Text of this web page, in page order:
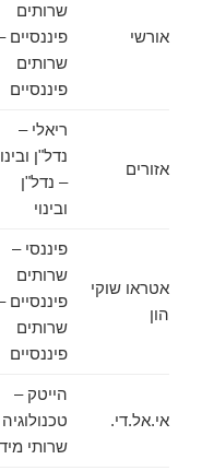
אורשי
שרותים
פיננסיים –
שרותים
פיננסיים
אזורים
ריאלי –
נדל"ן ובינוי
– נדל"ן
ובינוי
אטראו שוקי
הון
פיננסי –
שרותים
פיננסיים –
שרותים
פיננסיים
אי.אל.די.
הייטק –
טכנולוגיה –
שרותי מידע